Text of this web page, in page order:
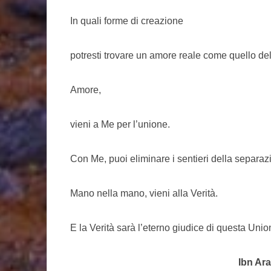
In quali forme di creazione
potresti trovare un amore reale come quello
Amore,
vieni a Me per l’unione.
Con Me, puoi eliminare i sentieri della
Mano nella mano, vieni alla Verità.
E la Verità sarà l’eterno giudice di questa
Ibn